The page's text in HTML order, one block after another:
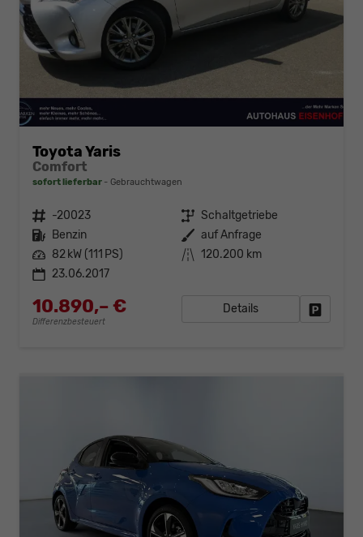
Toyota Yaris
Comfort
sofort lieferbar Gebrauchtwagen
Fahrzeugnr. -20023 Getriebe Schaltgetriebe
Kraftstoff Benzin Außenfarbe auf Anfrage
Leistung 82 kW (111 PS) Kilometerstand 120.200 km
23.06.2017
10.890,– €
Differenzbesteuert
Details